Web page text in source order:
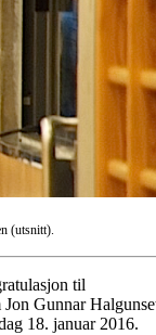
(utsnitt).
til
Gunnar
18. januar 2016.